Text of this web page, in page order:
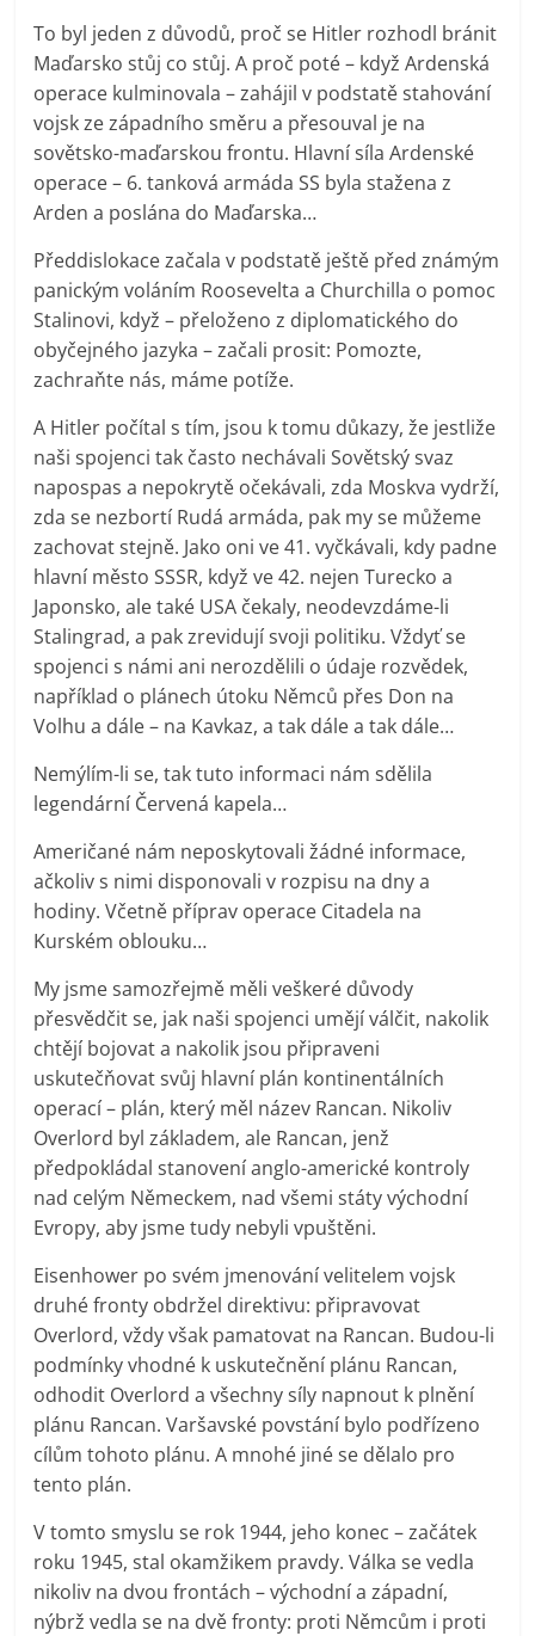
To byl jeden z důvodů, proč se Hitler rozhodl bránit
Maďarsko stůj co stůj. A proč poté – když Ardenská
operace kulminovala – zahájil v podstatě stahování
vojsk ze západního směru a přesouval je na
sovětsko-maďarskou frontu. Hlavní síla Ardenské
operace – 6. tanková armáda SS byla stažena z
Arden a poslána do Maďarska…
Předdislokace začala v podstatě ještě před známým
panickým voláním Roosevelta a Churchilla o pomoc
Stalinovi, když – přeloženo z diplomatického do
obyčejného jazyka – začali prosit: Pomozte,
zachraňte nás, máme potíže.
A Hitler počítal s tím, jsou k tomu důkazy, že jestliže
naši spojenci tak často nechávali Sovětský svaz
napospas a nepokrytě očekávali, zda Moskva vydrží,
zda se nezbortí Rudá armáda, pak my se můžeme
zachovat stejně. Jako oni ve 41. vyčkávali, kdy padne
hlavní město SSSR, když ve 42. nejen Turecko a
Japonsko, ale také USA čekaly, neodevzdáme-li
Stalingrad, a pak zrevidují svoji politiku. Vždyť se
spojenci s námi ani nerozdělili o údaje rozvědek,
například o plánech útoku Němců přes Don na
Volhu a dále – na Kavkaz, a tak dále a tak dále…
Nemýlím-li se, tak tuto informaci nám sdělila
legendární Červená kapela…
Američané nám neposkytovali žádné informace,
ačkoliv s nimi disponovali v rozpisu na dny a
hodiny. Včetně příprav operace Citadela na
Kurském oblouku…
My jsme samozřejmě měli veškeré důvody
přesvědčit se, jak naši spojenci umějí válčit, nakolik
chtějí bojovat a nakolik jsou připraveni
uskutečňovat svůj hlavní plán kontinentálních
operací – plán, který měl název Rancan. Nikoliv
Overlord byl základem, ale Rancan, jenž
předpokládal stanovení anglo-americké kontroly
nad celým Německem, nad všemi státy východní
Evropy, aby jsme tudy nebyli vpuštěni.
Eisenhower po svém jmenování velitelem vojsk
druhé fronty obdržel direktivu: připravovat
Overlord, vždy však pamatovat na Rancan. Budou-li
podmínky vhodné k uskutečnění plánu Rancan,
odhodit Overlord a všechny síly napnout k plnění
plánu Rancan. Varšavské povstání bylo podřízeno
cílům tohoto plánu. A mnohé jiné se dělalo pro
tento plán.
V tomto smyslu se rok 1944, jeho konec – začátek
roku 1945, stal okamžikem pravdy. Válka se vedla
nikoliv na dvou frontách – východní a západní,
nýbrž vedla se na dvě fronty: proti Němcům i proti